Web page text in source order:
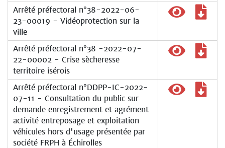
Arrêté préfectoral n°38-2022-06-
23-00019 - Vidéoprotection sur la
ville
Arrêté préfectoral n°38 -2022-07-
22-00002 - Crise sècheresse
territoire isérois
Arrêté préfectoral n°DDPP-IC-2022-
07-11 - Consultation du public sur
demande enregistrement et agrément
activité entreposage et exploitation
véhicules hors d'usage présentée par
société FRPH à Échirolles